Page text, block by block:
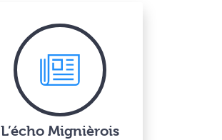
L’écho Mignièrois